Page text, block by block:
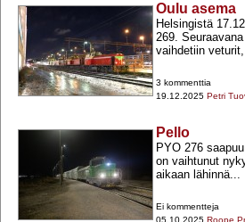
Oulu asema
Helsingistä
269.
vaihdetiin
3 kommenttia
19.12.2025 Petri
Pello
PYO 276
on vaihtunut
aikaan lähinnä...
Ei kommentteja
05.10.2025 Roope